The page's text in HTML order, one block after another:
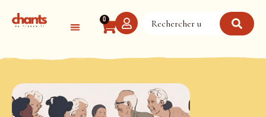
0